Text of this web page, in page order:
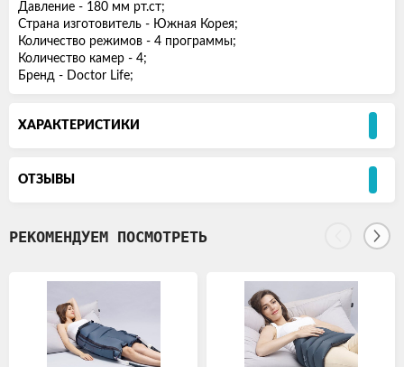
Давление - 180 мм рт.ст;
Страна изготовитель - Южная Корея;
Количество режимов - 4 программы;
Количество камер - 4;
Бренд - Doctor Life;
ХАРАКТЕРИСТИКИ
ОТЗЫВЫ
РЕКОМЕНДУЕМ ПОСМОТРЕТЬ